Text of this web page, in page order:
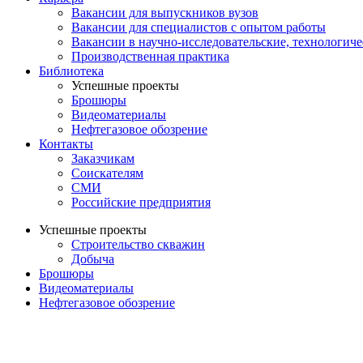
Вакансии для выпускников вузов
Вакансии для специалистов с опытом работы
Вакансии в научно-исследовательские,
Производственная практика
Библиотека
Успешные проекты
Брошюры
Видеоматериалы
Нефтегазовое обозрение
Контакты
Заказчикам
Соискателям
СМИ
Российские предприятия
Успешные проекты
Строительство скважин
Добыча
Брошюры
Видеоматериалы
Нефтегазовое обозрение